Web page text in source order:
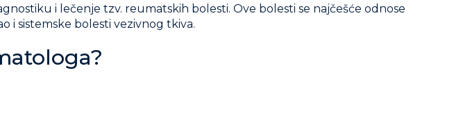
i lečenje tzv. reumatskih bolesti. Ove bolesti se najčešće odnose
i sistemske bolesti vezivnog tkiva.